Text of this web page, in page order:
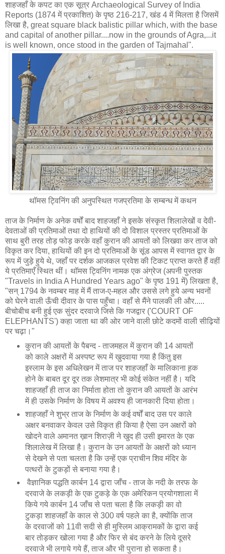
शाहजहाँ के कपट का एक सूत्र Archaeological Survey of India
Reports (1874 में प्रकाशित) के पृष्ठ 216-217, खंड 4 में मिलता है जिसमें
लिखा है, great square black balistic pillar which, with the base
and capital of another pillar....now in the grounds of Agra,...it
is well known, once stood in the garden of Tajmahal".
थॉमस ट्विनिंग की अनुपस्थित गजप्रतिमा के सम्‍बन्‍ध में कथन
ताज के निर्माण के अनेक वर्षों बाद शाहजहाँ ने इसके संस्कृत शिलालेखों व देवी-
देवताओं की प्रतिमाओं तथा दो हाथियों की दो विशाल प्रस्तर प्रतिमाओं के
साथ बुरी तरह तोड़ फोड़ करके वहाँ कुरान की आयतों को लिखवा कर ताज को
विकृत कर दिया, हाथियों की इन दो प्रतिमाओं के सूंड आपस में स्वागत द्वार के
रूप में जुड़े हुये थे, जहाँ पर दर्शक आजकल प्रवेश की टिकट प्राप्त करते हैं वहीं
ये प्रतिमाएँ स्थित थीं। थॉमस ट्विनिंग नामक एक अंग्रेज (अपनी पुस्तक
"Travels in India A Hundred Years ago" के पृष्ठ 191 में) लिखता है,
"सन् 1794 के नवम्बर माह में मैं ताज-ए-महल और उससे लगे हुये अन्य भवनों
को घेरने वाली ऊँची दीवार के पास पहुँचा। वहाँ से मैंने पालकी ली और.....
बीचोबीच बनी हुई एक सुंदर दरवाजे जिसे कि गजद्वार ('COURT OF
ELEPHANTS') कहा जाता था की ओर जाने वाली छोटे कदमों वाली सीढ़ियों
पर चढ़ा।"
कुरान की आयतों के पैबन्द - ताजमहल में कुरान की 14 आयतों
को काले अक्षरों में अस्पष्ट रूप में खुदवाया गया है किंतु इस
इस्लाम के इस अधिलेखन में ताज पर शाहजहाँ के मालिकाना ह़क
होने के बाबत दूर दूर तक लेशमात्र भी कोई संकेत नहीं है। यदि
शाहजहाँ ही ताज का निर्माता होता तो कुरान की आयतों के आरंभ
में ही उसके निर्माण के विषय में अवश्य ही जानकारी दिया होता।
शाहजहाँ ने शुभ्र ताज के निर्माण के कई वर्षों बाद उस पर काले
अक्षर बनवाकर केवल उसे विकृत ही किया है ऐसा उन अक्षरों को
खोदने वाले अमानत ख़ान शिराज़ी ने खुद ही उसी इमारत के एक
शिलालेख में लिखा है। कुरान के उन आयतों के अक्षरों को ध्यान
से देखने से पता चलता है कि उन्हें एक प्राचीन शिव मंदिर के
पत्थरों के टुकड़ों से बनाया गया है।
वैज्ञानिक पद्धति कार्बन 14 द्वारा जाँच - ताज के नदी के तरफ के
दरवाजे के लकड़ी के एक टुकड़े के एक अमेरिकन प्रयोगशाला में
किये गये कार्बन 14 जाँच से पता चला है कि लकड़ी का वो
टुकड़ा शाहजहाँ के काल से 300 वर्ष पहले का है, क्योंकि ताज
के दरवाजों को 11वी सदी से ही मुस्लिम आक्रामकों के द्वारा कई
बार तोड़कर खोला गया है और फिर से बंद करने के लिये दूसरे
दरवाजे भी लगाये गये हैं, ताज और भी पुराना हो सकता है।